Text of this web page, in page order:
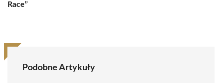
Race”
Podobne Artykuły